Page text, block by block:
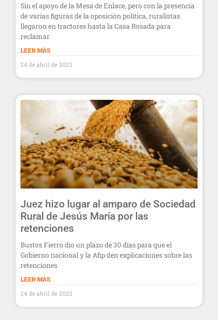
Sin el apoyo de la Mesa de Enlace, pero con la presencia
de varias figuras de la oposición política, ruralistas
llegaron en tractores hasta la Casa Rosada para
reclamar
LEER MÁS
24 de abril de 2022
Juez hizo lugar al amparo de Sociedad
Rural de Jesús María por las
retenciones
Bustos Fierro dio un plazo de 30 días para que el
Gobierno nacional y la Afip den explicaciones sobre las
retenciones
LEER MÁS
24 de abril de 2022